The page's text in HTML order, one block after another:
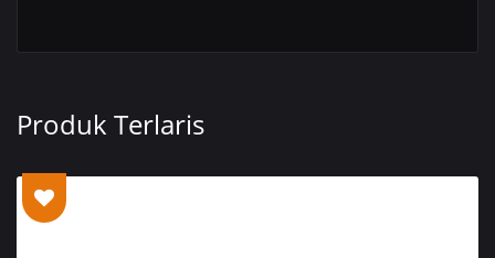
Produk Terlaris